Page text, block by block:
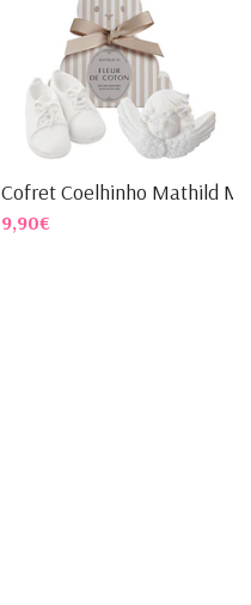
Cofret Coelhinho Mathild
9,90€